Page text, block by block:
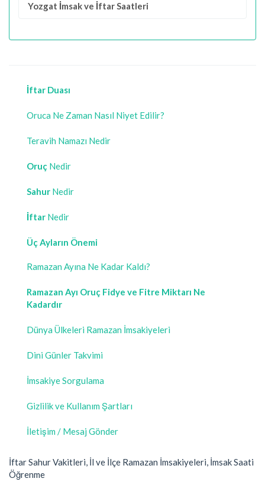
Yozgat İmsak ve İftar Saatleri
İftar Duası
Oruca Ne Zaman Nasıl Niyet Edilir?
Teravih Namazı Nedir
Oruç Nedir
Sahur Nedir
İftar Nedir
Üç Ayların Önemi
Ramazan Ayına Ne Kadar Kaldı?
Ramazan Ayı Oruç Fidye ve Fitre Miktarı Ne
Kadardır
Dünya Ülkeleri Ramazan İmsakiyeleri
Dini Günler Takvimi
İmsakiye Sorgulama
Gizlilik ve Kullanım Şartları
İletişim / Mesaj Gönder
İftar Sahur Vakitleri, İl ve İlçe Ramazan İmsakiyeleri, İmsak Saati
Öğrenme